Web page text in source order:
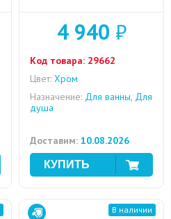
4 940 ₽
Код товара: 29662
Цвет: Хром
Назначение: Для ванны, Для
душа
Доставим: 10.08.2026
В наличии